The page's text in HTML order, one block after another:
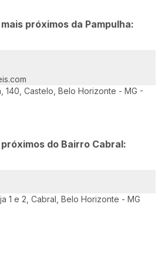
próximos da Pampulha:
140, Castelo, Belo Horizonte - MG -
do Bairro Cabral:
1 e 2, Cabral, Belo Horizonte - MG